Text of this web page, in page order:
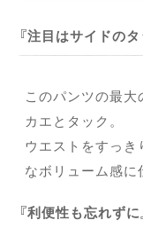
注目はサイドのタ
このパンツの最
カエとタック。
ウエストをすっき
なボリューム感に
利便性も忘れずに